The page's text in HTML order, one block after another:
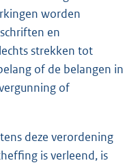
worden
en
strekken tot
of de belangen in
of
deze verordening
is verleend, is